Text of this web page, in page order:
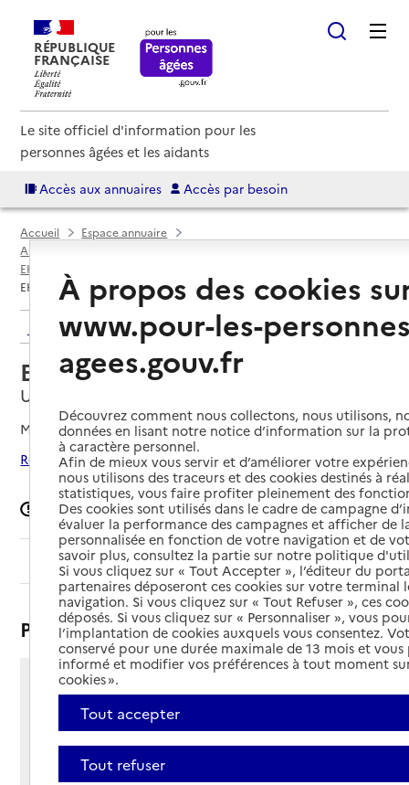
RÉPUBLIQUE
FRANÇAISE
Le site officiel d'information pour les
personnes âgées et les aidants
Accès aux annuaires Accès par besoin
Accueil
Espace annuaire
Annuaire EHPAD et maisons de retraite
EHPAD par département
EHPAD Les Jardins de l'Escalette
Retour aux résultats de l'annuaire
EHPAD Les Jardins de l'Escalette
Uzès, GARD
Mis à jour le11/05/2026
Rechercher les établissements autour de Uzès
Signaler une erreur
Sommaire
Présentation
1 avenue Maréchal Foch
BP 81050
30700 - Uzès
Téléphone :
À propos des cookies
www.pour-les-
agees.gouv.fr
Découvrez comment nous collectons, nous utilisons,
données en lisant notre notice d’information sur la
à caractère personnel.
Afin de mieux vous servir et d’améliorer votre
nous utilisons des traceurs et des cookies destinés à
statistiques, vous faire profiter pleinement des
Des cookies sont utilisés dans le cadre de campagne
évaluer la performance des campagnes et afficher de
personnalisée en fonction de votre navigation et de
savoir plus, consultez la partie sur notre politique
Si vous cliquez sur « Tout Accepter », l’éditeur du
partenaires déposeront ces cookies sur votre terminal
navigation. Si vous cliquez sur « Tout Refuser », ces
déposés. Si vous cliquez sur « Personnaliser », vous
l’implantation de cookies auxquels vous consentez.
conservé pour une durée maximale de 13 mois et
informé et modifier vos préférences à tout moment
cookies ».
Tout accepter
Tout refuser